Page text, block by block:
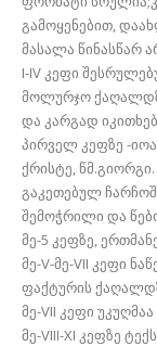
გამოყენებით,
მასალა წინასწარ
I-IV კეფი
მოლურჯო
და კარგად
პირველ კეფზე -
ქრისტე,
გაკეთებულ
შემოჭრილი და
მე-5 კეფზე,
მე-V-მე-VII კეფი
ფაქტურის
მე-VII კეფი
მე-VIII-XI კეფზე